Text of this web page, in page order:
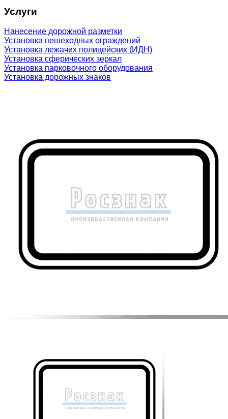
Услуги
Нанесение дорожной разметки
Установка пешеходных ограждений
Установка лежачих полицейских (ИДН)
Установка сферических зеркал
Установка парковочного оборудования
Установка дорожных знаков